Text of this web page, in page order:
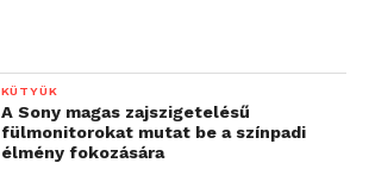
KÜTYÜK
A Sony magas zajszigetelésű
fülmonitorokat mutat be a színpadi
élmény fokozására